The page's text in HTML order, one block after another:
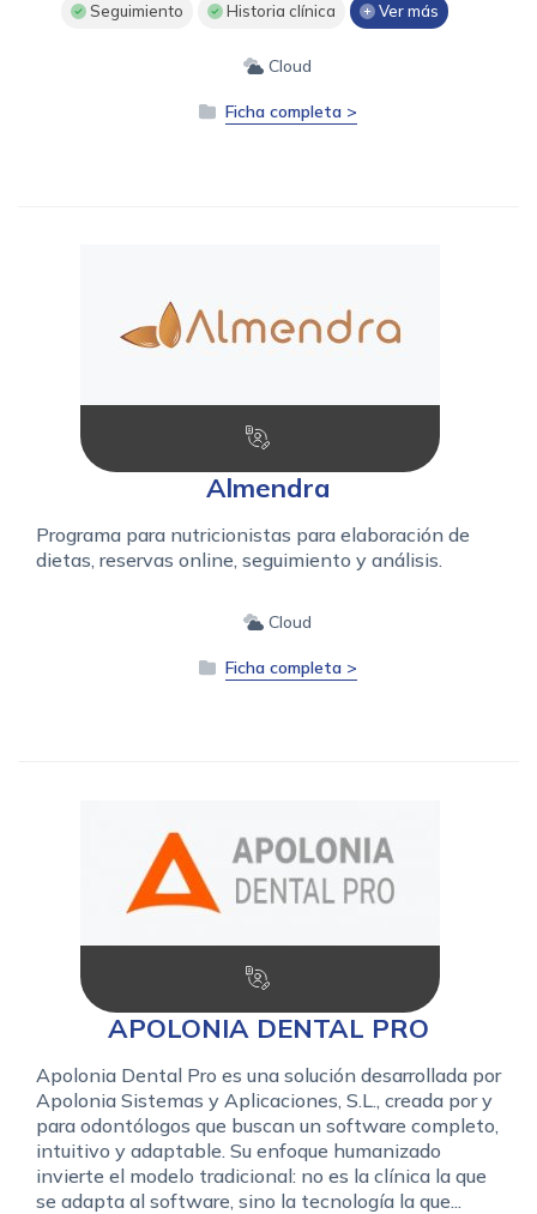
Seguimiento Historia clínica Ver más
Cloud
Ficha completa >
Almendra
Programa para nutricionistas para elaboración de
dietas, reservas online, seguimiento y análisis.
Cloud
Ficha completa >
APOLONIA DENTAL PRO
Apolonia Dental Pro es una solución desarrollada por
Apolonia Sistemas y Aplicaciones, S.L., creada por y
para odontólogos que buscan un software completo,
intuitivo y adaptable. Su enfoque humanizado
invierte el modelo tradicional: no es la clínica la que
se adapta al software, sino la tecnología la que...